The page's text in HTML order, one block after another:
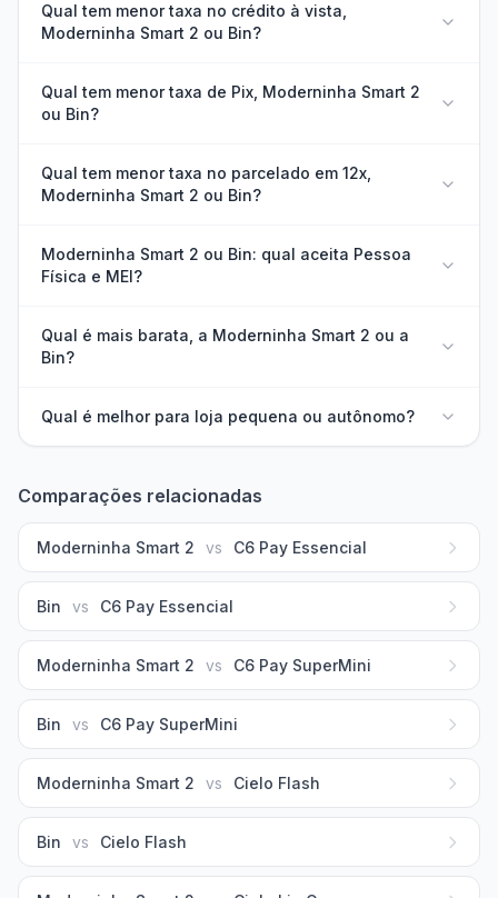
Qual tem menor taxa no crédito à vista,
Moderninha Smart 2 ou Bin?
Qual tem menor taxa de Pix, Moderninha Smart 2
ou Bin?
Qual tem menor taxa no parcelado em 12x,
Moderninha Smart 2 ou Bin?
Moderninha Smart 2 ou Bin: qual aceita Pessoa
Física e MEI?
Qual é mais barata, a Moderninha Smart 2 ou a
Bin?
Qual é melhor para loja pequena ou autônomo?
Comparações relacionadas
Moderninha Smart 2 vs C6 Pay Essencial
Bin vs C6 Pay Essencial
Moderninha Smart 2 vs C6 Pay SuperMini
Bin vs C6 Pay SuperMini
Moderninha Smart 2 vs Cielo Flash
Bin vs Cielo Flash